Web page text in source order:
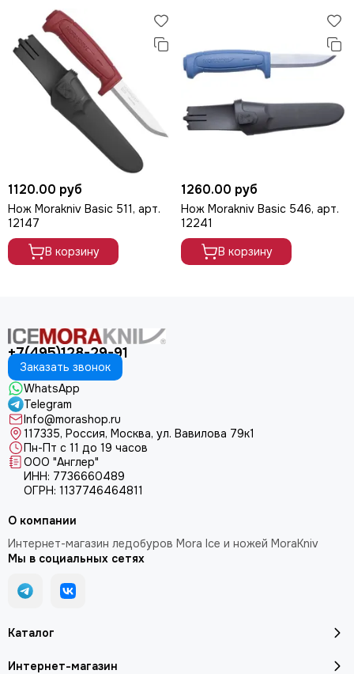
1120.00 руб
Нож Morakniv Basic 511, арт.
12147
В корзину
1260.00 руб
Нож Morakniv Basic 546, арт.
12241
В корзину
+7(495)128-29-91
Заказать звонок
WhatsApp
Telegram
Info@morashop.ru
117335, Россия, Москва, ул. Вавилова 79к1
Пн-Пт с 11 до 19 часов
ООО "Англер"
ИНН: 7736660489
ОГРН: 1137746464811
Каталог
Интернет-магазин
О компании
Интернет-магазин ледобуров Mora Ice и ножей MoraKniv
Мы в социальных сетях